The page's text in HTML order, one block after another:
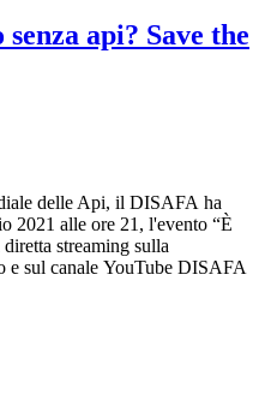
api? Save the
delle Api, il DISAFA ha
2021 alle ore 21, l'evento “È
streaming sulla
sul canale YouTube DISAFA